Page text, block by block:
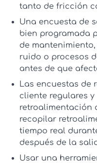
tanto de fricción
Una encuesta de
bien programada
de
ruido o procesos
antes de que
Las encuestas de
cliente regulares
retroalimentación
recopilar
tiempo real
después de la
Usar una